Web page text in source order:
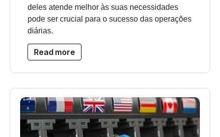
deles atende melhor às suas necessidades
pode ser crucial para o sucesso das operações
diárias.
Read more